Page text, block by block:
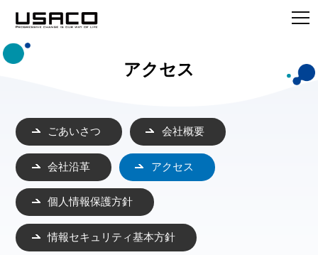
アクセス
ごあいさつ 会社概要
会社沿革 アクセス
個人情報保護方針
情報セキュリティ基本方針